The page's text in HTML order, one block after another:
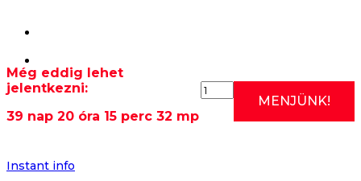
Még eddig lehet
jelentkezni:
39 nap 20 óra 15 perc 31 mp
2026.09.19:
RÓMAI
EDZÉS
MENJÜNK!
Instant info